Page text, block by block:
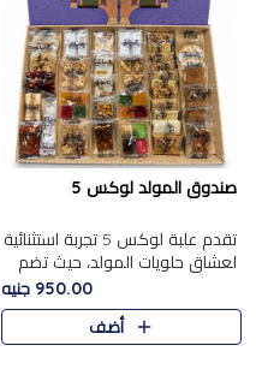
صندوق المولد لوكس 5
تقدم علبة لوكس 5 تجربة استثنائية
لعشاق حلويات المولد، حيث تضم
42 قطعة من تشكيلة فاخرة تجمع
بين أشهر الأصناف التقليدية وأصناف
مميزة مختارة بع..
950.00 جنيه
أضف